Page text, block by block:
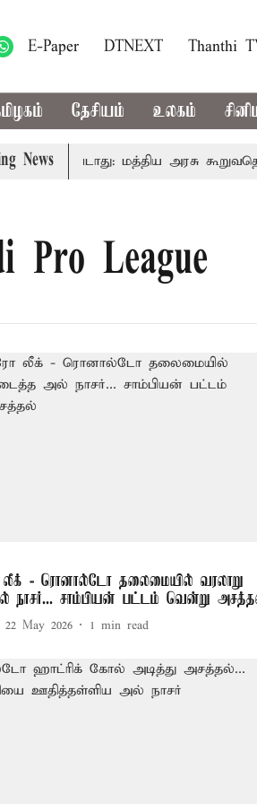
E-Paper DTNEXT Thanthi
தேசியம் உலகம்
News மத்திய அரசு
Pro League
லீக் - ரொனால்டோ தலைமையில் வரலாறு
நாசர்... சாம்பியன் பட்டம் வென்று
22 May 2026 1 min read